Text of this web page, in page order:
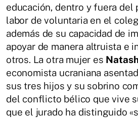
educación, dentro y fuera del
labor de voluntaria en el
además de su capacidad de
apoyar de manera altruista e
otros. La otra mujer es
economista ucraniana
sus tres hijos y su sobrino
del conflicto bélico que vive
que el jurado ha distinguido